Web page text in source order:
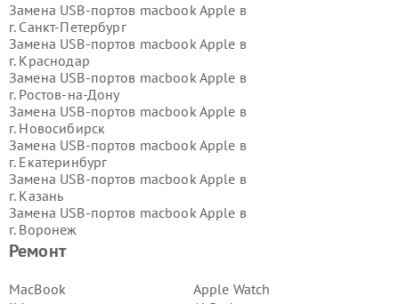
Ремонт
MacBook
Apple Watch
Замена USB-портов macbook Apple в
г. Санкт-Петербург
Замена USB-портов macbook Apple в
г. Краснодар
Замена USB-портов macbook Apple в
г. Ростов-на-Дону
Замена USB-портов macbook Apple в
г. Новосибирск
Замена USB-портов macbook Apple в
г. Екатеринбург
Замена USB-портов macbook Apple в
г. Казань
Замена USB-портов macbook Apple в
г. Воронеж
Замена USB-портов macbook Apple в
Замена USB-портов macbook Apple в
г.Самара